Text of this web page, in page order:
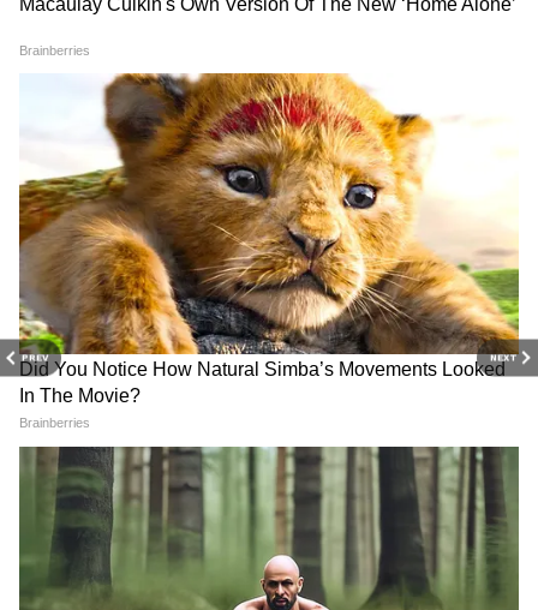
PREV NEXT
Image Credit : Getty
মিথুন (Gemini Love Horoscope):
আপনি যদি বিবাহিত হয়ে থাকেন, তাহলে আপনার
সঙ্গীর সঙ্গে চিন্তা করেই কিছু করুন। আপনি যদি
অবিবাহিত হন তবে এখন আপনার বিশেষ কাউকে
পাওয়ার স্বপ্ন পূরণ হতে চলেছে।
4
12